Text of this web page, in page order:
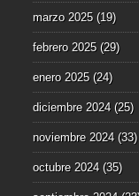
marzo 2025(19)
febrero 2025(29)
enero 2025(24)
diciembre 2024(25)
noviembre 2024(33)
octubre 2024(35)